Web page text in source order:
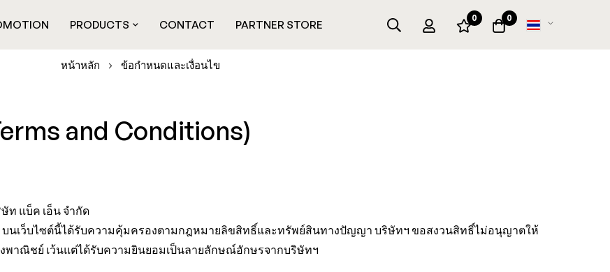
PRODUCTS CONTACT PARTNER STORE
0 0
เปลี่ยน
หน้าหลัก ข้อกำหนดและเงื่อนไข
and Conditions)
ท แบ็ค เอ็น จำกัด
บนเว็บไซต์นี้ได้รับความคุ้มครองตามกฎหมายลิขสิทธิ์และทรัพย์สินทางปัญญา บริษัทฯ ขอสงวนสิทธิ์ไม่อนุญาตให้
งพาณิชย์ เว้นแต่ได้รับความยินยอมเป็นลายลักษณ์อักษรจากบริษัทฯ